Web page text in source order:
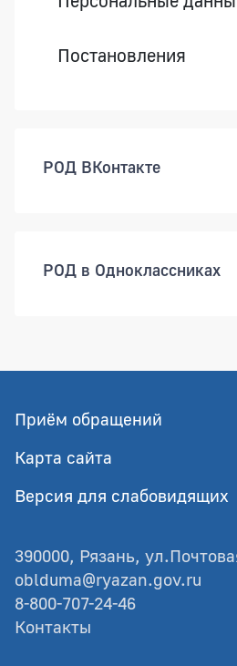
Постановления
РОД ВКонтакте
РОД в Одноклассниках
Приём обращений
Карта сайта
Версия для слабовидящих
390000, Рязань,
oblduma@ryazan.gov.ru
8-800-707-24-46
Контакты